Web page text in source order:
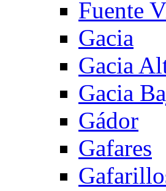
Fuente
Gacia
Gacia
Gacia
Gádor
Gafares